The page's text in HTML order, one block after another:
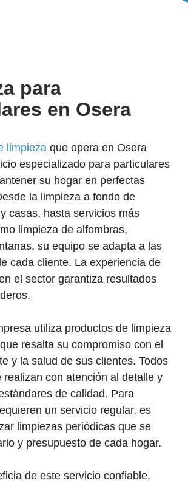
para
en Osera
limpieza que opera en Osera
especializado para particulares
su hogar en perfectas
la limpieza a fondo de
casas, hasta servicios más
limpieza de alfombras,
su equipo se adapta a las
cada cliente. La experiencia de
el sector garantiza resultados
utiliza productos de limpieza
resalta su compromiso con el
y la salud de sus clientes. Todos
realizan con atención al detalle y
de calidad. Para
un servicio regular, es
limpiezas periódicas que se
y presupuesto de cada hogar.
de este servicio confiable,